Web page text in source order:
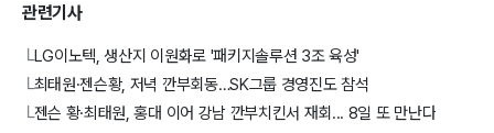
관련기사
└LG이노텍, 생산지 이원화로 '패키지솔루션 3조 육성'
└최태원·젠슨황, 저녁 깐부회동…SK그룹 경영진도 참석
└젠슨 황·최태원, 홍대 이어 강남 깐부치킨서 재회... 8일 또 만난다